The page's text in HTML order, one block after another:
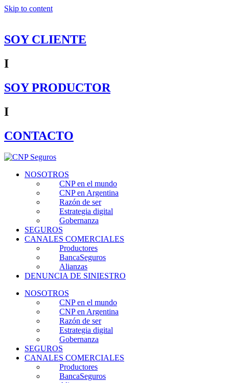
Skip to content
SOY CLIENTE
I
SOY PRODUCTOR
I
CONTACTO
NOSOTROS
CNP en el mundo
CNP en Argentina
Razón de ser
Estrategia digital
Gobernanza
SEGUROS
CANALES COMERCIALES
Productores
BancaSeguros
Alianzas
DENUNCIA DE SINIESTRO
NOSOTROS
CNP en el mundo
CNP en Argentina
Razón de ser
Estrategia digital
Gobernanza
SEGUROS
CANALES COMERCIALES
Productores
BancaSeguros